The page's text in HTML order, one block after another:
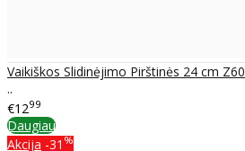
Vaikiškos Slidinėjimo Pirštinės 24 cm Z60
..
€1299
Daugiau
Akcija -31 %